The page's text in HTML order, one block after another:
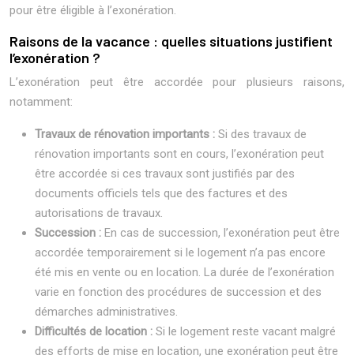
pour être éligible à l’exonération.
Raisons de la vacance : quelles situations justifient
l’exonération ?
L’exonération peut être accordée pour plusieurs raisons,
notamment:
Travaux de rénovation importants : Si des travaux de
rénovation importants sont en cours, l’exonération peut
être accordée si ces travaux sont justifiés par des
documents officiels tels que des factures et des
autorisations de travaux.
Succession : En cas de succession, l’exonération peut être
accordée temporairement si le logement n’a pas encore
été mis en vente ou en location. La durée de l’exonération
varie en fonction des procédures de succession et des
démarches administratives.
Difficultés de location : Si le logement reste vacant malgré
des efforts de mise en location, une exonération peut être